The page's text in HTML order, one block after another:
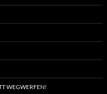
WEGWERFEN!